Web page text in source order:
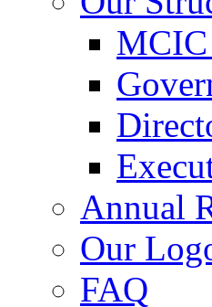
Annual
Our
FAQ